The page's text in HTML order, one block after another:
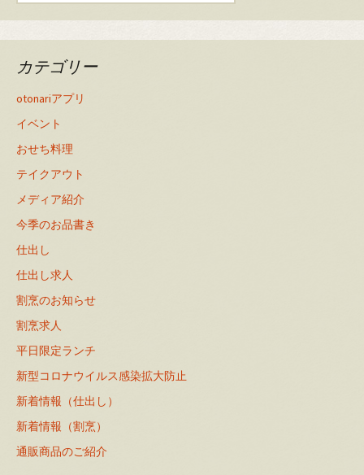
カテゴリー
otonariアプリ
イベント
おせち料理
テイクアウト
メディア紹介
今季のお品書き
仕出し
仕出し求人
割烹のお知らせ
割烹求人
平日限定ランチ
新型コロナウイルス感染拡大防止
新着情報（仕出し）
新着情報（割烹）
通販商品のご紹介